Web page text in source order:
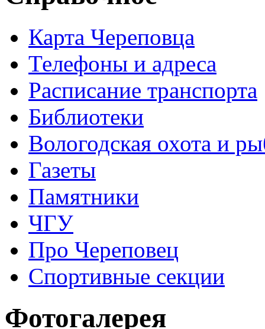
Карта Череповца
Телефоны и адреса
Расписание транспорта
Библиотеки
Вологодская охота и
Газеты
Памятники
ЧГУ
Про Череповец
Спортивные секции
Фотогалерея